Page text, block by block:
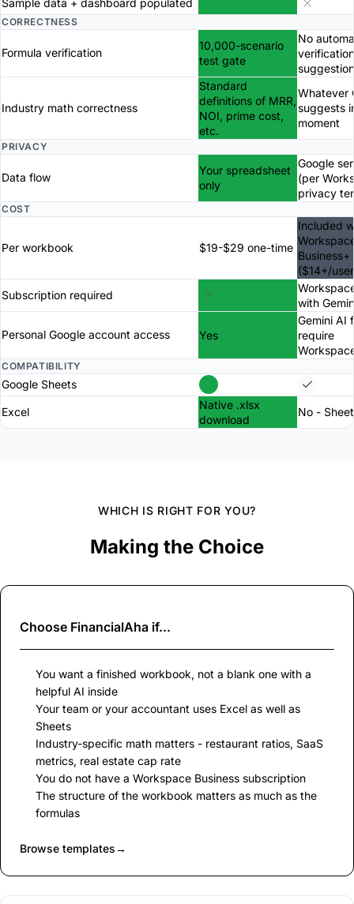
CORRECTNESS
Formula verification
10,000-scenario
test gate
No
Industry math correctness
Standard
definitions of MRR,
NOI, prime cost,
etc.
Whatever
suggests
moment
PRIVACY
Data flow
Your spreadsheet
only
Google
(per
privacy
COST
Per workbook $19-$29 one-time
Included
Business+
($14+/
Subscription required
with
Personal Google account access Yes
Gemini AI
require
COMPATIBILITY
Google Sheets
Excel
Native .xlsx
download
No -
WHICH IS RIGHT FOR YOU?
Making the Choice
Choose FinancialAha if...
You want a finished workbook, not a blank one with a
helpful AI inside
Your team or your accountant uses Excel as well as
Sheets
Industry-specific math matters - restaurant ratios, SaaS
metrics, real estate cap rate
You do not have a Workspace Business subscription
The structure of the workbook matters as much as the
formulas
Browse templates→